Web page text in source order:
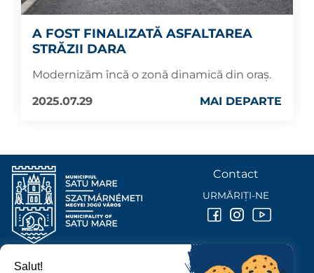
A FOST FINALIZATĂ ASFALTAREA
STRĂZII DARA
Modernizăm încă o zonă dinamică din oraș.
2025.07.29
MAI DEPARTE
PRIMĂRIA MUNICIPIULUI
Contact
URMĂRIȚI-NE
Salut!